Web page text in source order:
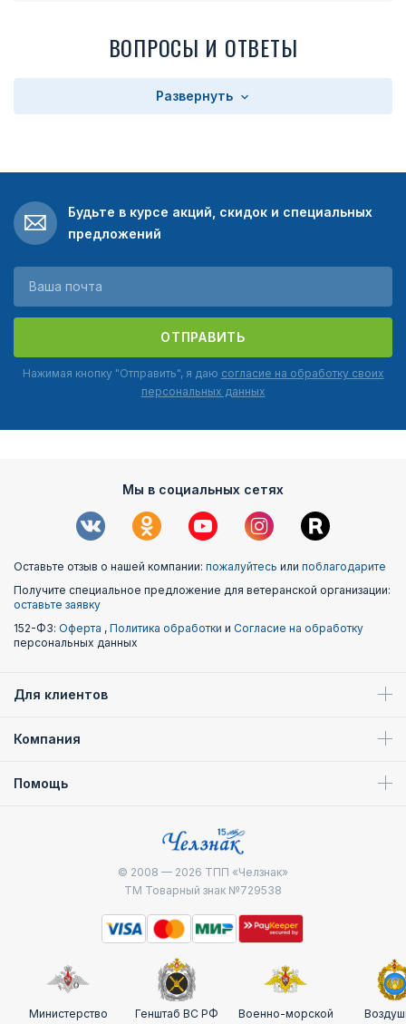
ВОПРОСЫ И ОТВЕТЫ
Развернуть
Будьте в курсе акций, скидок и специальных
предложений
ОТПРАВИТЬ
Нажимая кнопку "Отправить", я даю согласие на обработку своих
персональных данных
Мы в социальных сетях
Оставьте отзыв о нашей компании: пожалуйтесь или поблагодарите
Получите специальное предложение для ветеранской организации:
оставьте заявку
152-ФЗ: Оферта , Политика обработки и Согласие на обработку
персональных данных
Для клиентов
Компания
Помощь
© 2008 — 2026 ТПП «Челзнак»
ТМ Товарный знак №729538
Министерство Генштаб ВС РФ Военно-морской